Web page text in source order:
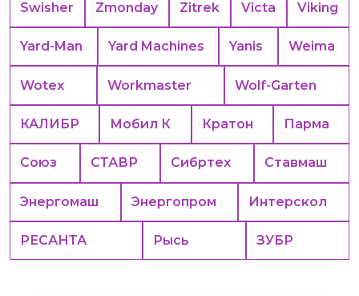
Swisher Zmonday Zitrek Victa Viking
Yard-Man Yard Machines Yanis Weima
Wotex Workmaster Wolf-Garten
КАЛИБР Мобил К Кратон Парма
Союз СТАВР Сибртех Ставмаш
Энергомаш Энергопром Интерскол
РЕСАНТА Рысь ЗУБР